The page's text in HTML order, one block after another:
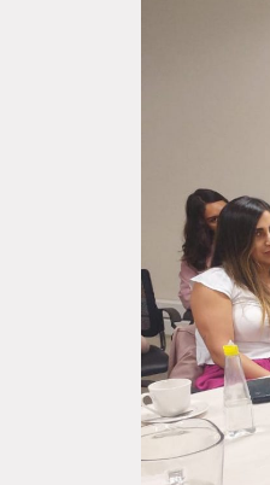
para
estatal
vivienda
Los ministerios
Quiroz y de
Poduje,
Nacional un...